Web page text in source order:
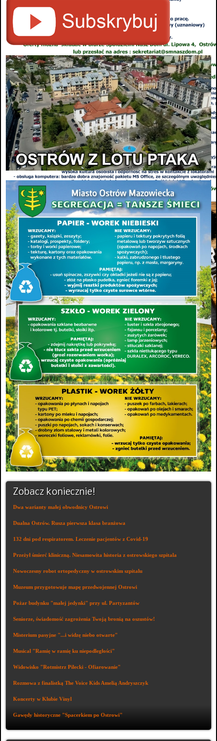
Zobacz koniecznie!
Dwa warianty małej obwodnicy Ostrowi
Dualna Ostrów. Rusza pierwsza klasa branżowa
132 dni pod respiratorem. Leczenie pacjentów z Covid-19
Przeżył śmierć kliniczną. Niesamowita historia z ostrowskiego szpitala
Nowoczesny robot ortopedyczny w ostrowskim szpitalu
Muzeum przygotowuje mapę przedwojennej Ostrowi
Pożar budynku "małej jedynki" przy ul. Partyzantów
Seniorze, świadomość zagrożenia Twoją bronią na oszustów!
Misterium pasyjne "...i widzę niebo otwarte"
Musical "Ramię w ramię ku niepodległości"
Widowisko "Rotmistrz Pilecki - Ofiarowanie"
Rozmowa z finalistką The Voice Kids Amelią Andryszczyk
Koncerty w Klubie Vinyl
Gawędy historyczne "Spacerkiem po Ostrowi"